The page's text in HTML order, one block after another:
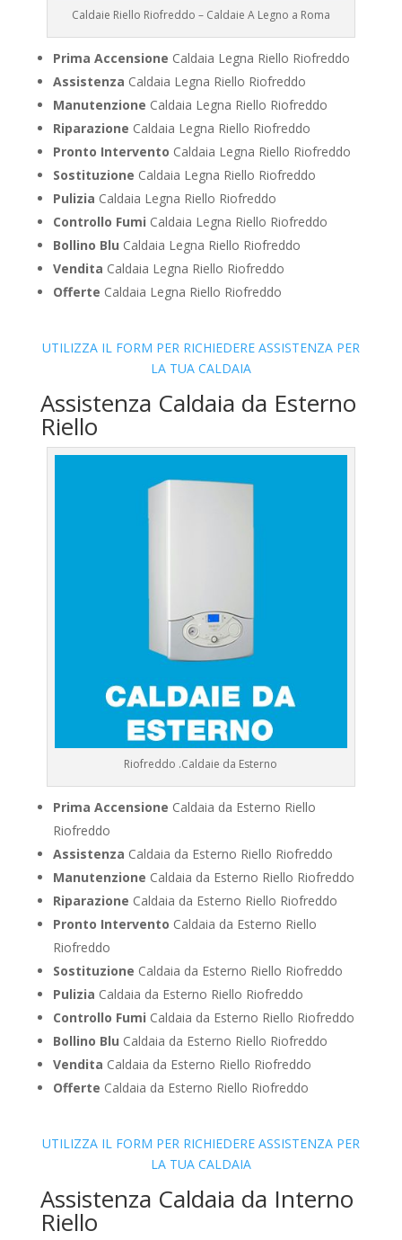
Caldaie Riello Riofreddo – Caldaie A Legno a Roma
Prima Accensione Caldaia Legna Riello Riofreddo
Assistenza Caldaia Legna Riello Riofreddo
Manutenzione Caldaia Legna Riello Riofreddo
Riparazione Caldaia Legna Riello Riofreddo
Pronto Intervento Caldaia Legna Riello Riofreddo
Sostituzione Caldaia Legna Riello Riofreddo
Pulizia Caldaia Legna Riello Riofreddo
Controllo Fumi Caldaia Legna Riello Riofreddo
Bollino Blu Caldaia Legna Riello Riofreddo
Vendita Caldaia Legna Riello Riofreddo
Offerte Caldaia Legna Riello Riofreddo
UTILIZZA IL FORM PER RICHIEDERE ASSISTENZA PER
LA TUA CALDAIA
Assistenza Caldaia da Esterno
Riello
Riofreddo .Caldaie da Esterno
Prima Accensione Caldaia da Esterno Riello
Riofreddo
Assistenza Caldaia da Esterno Riello Riofreddo
Manutenzione Caldaia da Esterno Riello Riofreddo
Riparazione Caldaia da Esterno Riello Riofreddo
Pronto Intervento Caldaia da Esterno Riello
Riofreddo
Sostituzione Caldaia da Esterno Riello Riofreddo
Pulizia Caldaia da Esterno Riello Riofreddo
Controllo Fumi Caldaia da Esterno Riello Riofreddo
Bollino Blu Caldaia da Esterno Riello Riofreddo
Vendita Caldaia da Esterno Riello Riofreddo
Offerte Caldaia da Esterno Riello Riofreddo
UTILIZZA IL FORM PER RICHIEDERE ASSISTENZA PER
LA TUA CALDAIA
Assistenza Caldaia da Interno
Riello